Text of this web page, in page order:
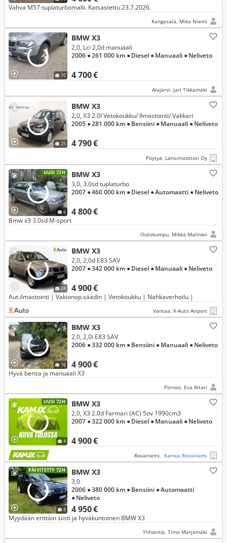
Vahva M57-tuplaturbomalli. Katsastettu 23.7.2026.
Kangasala, Mika Niemi
10
BMW X3
4 700 €
2,0, Lci 2,0d manuaali
2006 ● 261 000 km ● Diesel ● Manuaali ● Neliveto
Alajärvi, Jari Tikkamäki
25
BMW X3
4 790 €
2,0, X3 2.0I Vetokoukku/ Ilmastointi/ Vakkari
2005 ● 281 000 km ● Bensiini ● Manuaali ● Neliveto
Pöytyä, Länsimoottori Oy
UUSI 72H
6
BMW X3
4 800 €
3,0, 3.0sd tuplaturbo
2007 ● 460 000 km ● Diesel ● Automaatti ● Neliveto
Bmw x3 3.0sd M-sport
Outokumpu, Mikka Malinen
24
BMW X3
4 900 €
2,0, 2,0d E83 SAV
2007 ● 342 000 km ● Diesel ● Manuaali ● Neliveto
Aut.ilmastointi | Vakionop.säädin | Vetokoukku | Nahkaverhoilu |
Vantaa, K-Auto Airport
16
BMW X3
4 900 €
2,0, 2,0i E83 SAV
2006 ● 332 000 km ● Bensiini ● Manuaali ● Neliveto
Hyvä bensa ja manuaali X3
Porvoo, Esa Ritari
UUSI 72H
4
BMW X3
4 900 €
2,0, X3 2.0d Farmari (AC) 5ov 1990cm3
2007 ● 322 000 km ● Diesel ● Manuaali ● Neliveto
Rovaniemi, Kamux Rovaniemi
PÄIVITETTY 72H
8
BMW X3
4 950 €
3,0
2006 ● 380 000 km ● Bensiini ● Automaatti
● Neliveto
Myydään erittäin siisti ja hyväkuntoinen BMW X3
Ylihärmä, Timo Marjamäki